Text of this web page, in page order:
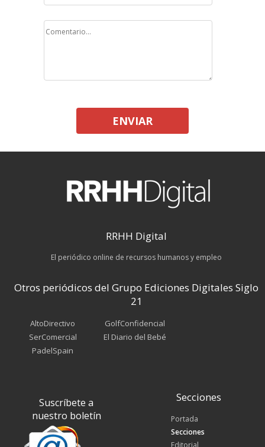
ENVIAR
RRHH Digital
El periódico online de recursos humanos y empleo
Otros periódicos del Grupo Ediciones Digitales Siglo
21
AltoDirectivo
SerComercial
PadelSpain
GolfConfidencial
El Diario del Bebé
Suscríbete a
nuestro boletín
Secciones
Portada
Secciones